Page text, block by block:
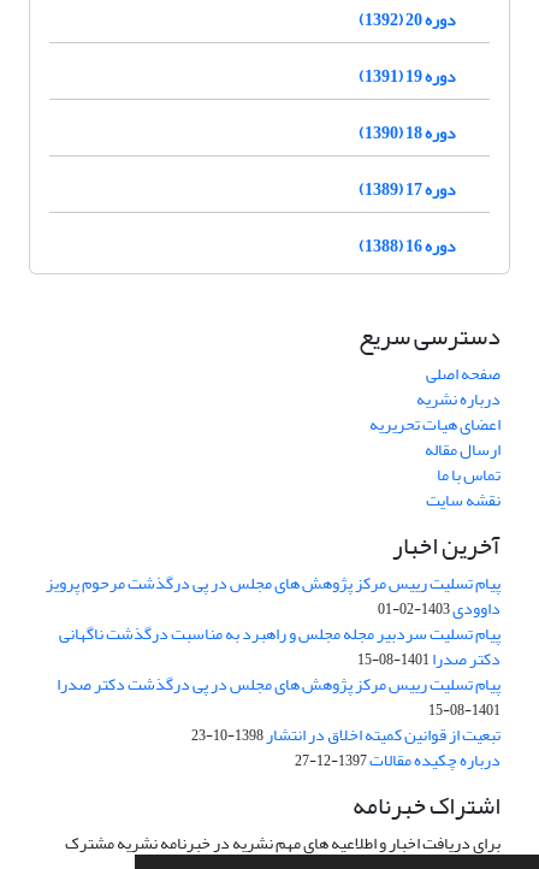
دوره 20 (1392)
دوره 19 (1391)
دوره 18 (1390)
دوره 17 (1389)
دوره 16 (1388)
دسترسی سریع
صفحه اصلی
درباره نشریه
اعضای هیات تحریریه
ارسال مقاله
تماس با ما
نقشه سایت
آخرین اخبار
پیام تسلیت رییس مرکز پژوهش های مجلس در پی درگذشت مرحوم پرویز
داوودی1403-02-01
پیام تسلیت سردبیر مجله مجلس و راهبرد به مناسبت درگذشت ناگهانی
دکتر صدرا1401-08-15
پیام تسلیت رییس مرکز پژوهش های مجلس در پی درگذشت دکتر صدرا
1401-08-15
تبعیت از قوانین کمیته اخلاق در انتشار1398-10-23
درباره چکیده مقالات1397-12-27
اشتراک خبرنامه
برای دریافت اخبار و اطلاعیه های مهم نشریه در خبرنامه نشریه مشترک